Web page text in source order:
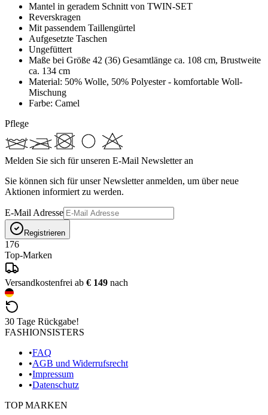
Mantel in geradem Schnitt von TWIN-SET
Reverskragen
Mit passendem Taillengürtel
Aufgesetzte Taschen
Ungefüttert
Maße bei Größe 42 (36) Gesamtlänge ca. 108 cm, Brustweite
ca. 134 cm
Material: 50% Wolle, 50% Polyester - komfortable Woll-
Mischung
Farbe: Camel
Pflege
Melden Sie sich für unseren E-Mail Newsletter an
Sie können sich für unser Newsletter anmelden, um über neue
Aktionen informiert zu werden.
E-Mail Adresse
Registrieren
176
Top-Marken
Versandkostenfrei ab € 149 nach
30 Tage Rückgabe!
FASHIONSISTERS
•FAQ
•AGB und Widerrufsrecht
•Impressum
•Datenschutz
TOP MARKEN